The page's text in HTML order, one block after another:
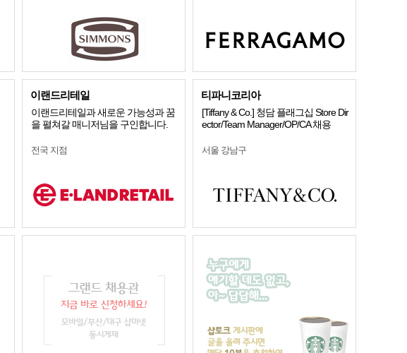
이랜드리테일
이랜드리테일과 새로운 가능성과 꿈
을 펼쳐갈 매니저님을 구인합니다.
전국 지점
티파니코리아
[Tiffany & Co.] 청담 플래그십 Store Dir
ector/Team Manager/OP/CA 채용
서울 강남구